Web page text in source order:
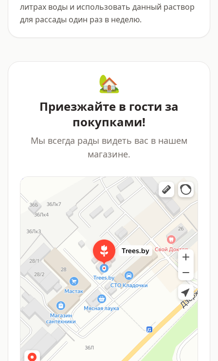
литрах воды и использовать данный раствор
для рассады один раз в неделю.
🏡
Приезжайте в гости за
покупками!
Мы всегда рады видеть вас в нашем
магазине.